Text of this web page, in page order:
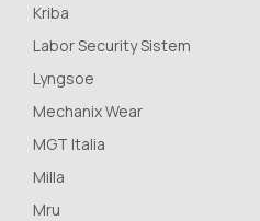
Kriba
Labor Security Sistem
Lyngsoe
Mechanix Wear
MGT Italia
Milla
Mru